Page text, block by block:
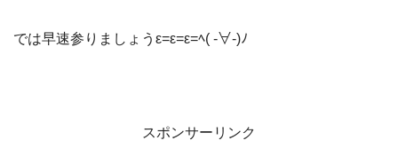
では早速参りましょうε=ε=ε=ﾍ( -∀-)ﾉ
スポンサーリンク